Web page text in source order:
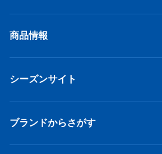
商品情報
シーズンサイト
ブランドからさがす